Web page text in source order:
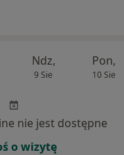
Ndz,
9 Sie
Pon,
10 Sie
nie jest dostępne
o wizytę